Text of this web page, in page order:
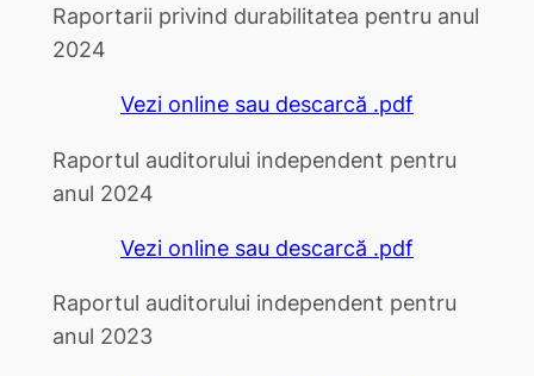
Raportarii privind durabilitatea pentru anul
2024
Vezi online sau descarcă .pdf
Raportul auditorului independent pentru
anul 2024
Vezi online sau descarcă .pdf
Raportul auditorului independent pentru
anul 2023